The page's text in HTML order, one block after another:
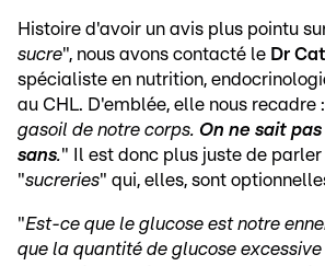
Histoire d'avoir un avis plus pointu
sucre", nous avons contacté le Dr
spécialiste en nutrition,
au CHL. D'emblée, elle nous recadre
gasoil de notre corps. On ne sait
sans." Il est donc plus juste de parler
"sucreries" qui, elles, sont
"Est-ce que le glucose est notre
que la quantité de glucose